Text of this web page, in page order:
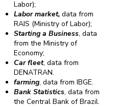
Labor);
Labor market,data from
RAIS (Ministry of Labor);
Starting a Business, data
from the Ministry of
Economy;
Car fleet, data from
DENATRAN.
farming, data from IBGE.
Bank Statistics, data from
the Central Bank of Brazil.